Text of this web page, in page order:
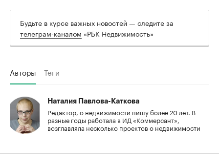
Будьте в курсе важных новостей — следите за
телеграм-каналом «РБК Недвижимость»
Авторы Теги
Наталия Павлова-Каткова
Редактор, о недвижимости пишу более 20 лет. В
разные годы работала в ИД «Коммерсант»,
возглавляла несколько проектов о недвижимости